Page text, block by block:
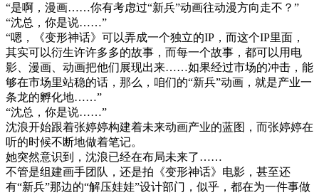
“是啊，漫画……你有考虑过“新兵”动画往动漫方向走不？”
“沈总，你是说……”
“嗯，《变形神话》可以弄成一个独立的IP，而这个IP里面，
其实可以衍生许许多多的故事，而每一个故事，都可以用电
影、漫画、动画把他们展现出来……如果经过市场的冲击，能
够在市场里站稳的话，那么，咱们的“新兵”动画，就是产业一
条龙的孵化地……”
“沈总，你是说……”
沈浪开始跟着张婷婷构建着未来动画产业的蓝图，而张婷婷在
听的时候不断地做着笔记。
她突然意识到，沈浪已经在布局未来了……
不管是组建画手团队，还是拍《变形神话》电影，甚至还
有“新兵”那边的“解压娃娃”设计部门，似乎，都在为一件事做